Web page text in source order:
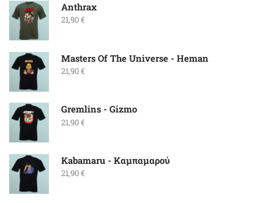
Anthrax
21,90€
Masters Of The Universe - Heman
21,90€
Gremlins - Gizmo
21,90€
Kabamaru - Καμπαμαρού
21,90€